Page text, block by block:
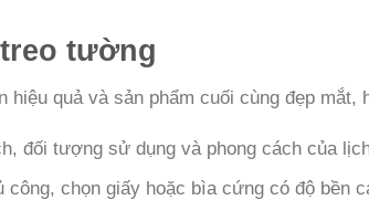
tường
quả và sản phẩm cuối cùng đẹp mắt,
đối tượng sử dụng và phong cách của
công, chọn giấy hoặc bìa cứng có độ bền